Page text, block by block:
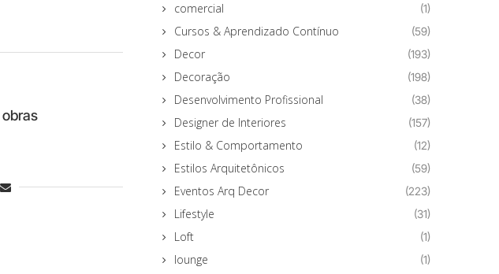
comercial (1)
Cursos & Aprendizado Contínuo (59)
Decor (193)
Decoração (198)
Desenvolvimento Profissional (38)
Designer de Interiores (157)
Estilo & Comportamento (12)
Estilos Arquitetônicos (59)
Eventos Arq Decor (223)
Lifestyle (31)
Loft (1)
lounge (1)